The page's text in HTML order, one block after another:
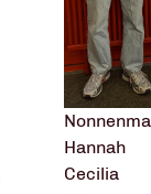
Hannah
Cecilia